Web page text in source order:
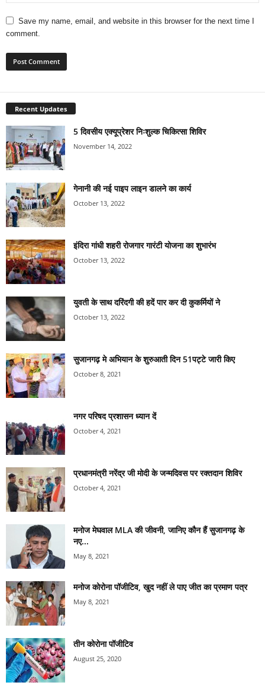
Save my name, email, and website in this browser for the next time I
comment.
Recent Updates
5 दिवसीय एक्यूप्रेशर निःशुल्क चिकित्सा शिविर
November 14, 2022
गेनानी की नई पाइप लाइन डालने का कार्य
October 13, 2022
इंदिरा गांधी शहरी रोजगार गारंटी योजना का शुभारंभ
October 13, 2022
युवती के साथ दरिंदगी की हदें पार कर दी कुकर्मियों ने
October 13, 2022
सुजानगढ़ मे अभियान के शुरुआती दिन 51पट्टे जारी किए
October 8, 2021
नगर परिषद प्रशासन ध्यान दें
October 4, 2021
प्रधानमंत्री नरेंद्र जी मोदी के जन्मदिवस पर रक्तदान शिविर
October 4, 2021
मनोज मेघवाल MLA की जीवनी, जानिए कौन हैं सुजानगढ़ के
नए...
May 8, 2021
मनोज कोरोना पॉजीटिव, खुद नहीं ले पाए जीत का प्रमाण पत्र
May 8, 2021
तीन कोरोना पॉजीटिव
August 25, 2020